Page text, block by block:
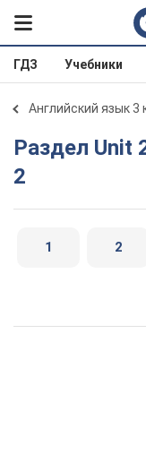
ГДЗ Учебники
Английский язык 3
Раздел Unit 2. Our School. Lesson
2
1 2